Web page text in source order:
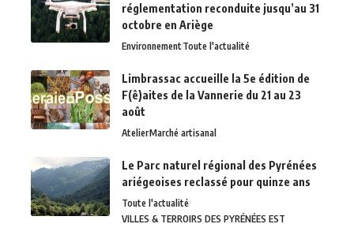
réglementation reconduite jusqu’au 31
octobre en Ariège
EnvironnementToute l'actualité
Limbrassac accueille la 5e édition de
F(ê)aites de la Vannerie du 21 au 23
août
AtelierMarché artisanal
Le Parc naturel régional des Pyrénées
ariégeoises reclassé pour quinze ans
Toute l'actualité
VILLES & TERROIRS DES PYRÉNÉES EST